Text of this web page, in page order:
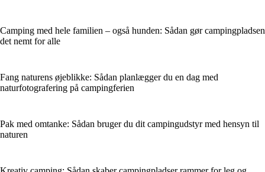
Camping med hele familien – også hunden: Sådan gør campingpladsen
det nemt for alle
Fang naturens øjeblikke: Sådan planlægger du en dag med
naturfotografering på campingferien
Pak med omtanke: Sådan bruger du dit campingudstyr med hensyn til
naturen